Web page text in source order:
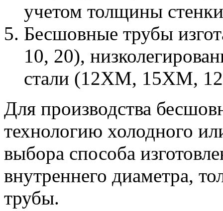
учетом толщины
Бесшовные трубы
10, 20),
стали (12ХМ, 15ХМ,
Для производства
технологию холодного
выбора способа
внутреннего диаметра,
трубы.